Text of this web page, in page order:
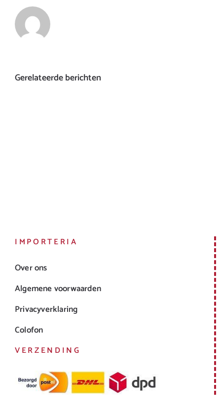
Gerelateerde berichten
IMPORTERIA
Over ons
Algemene voorwaarden
Privacyverklaring
Colofon
VERZENDING